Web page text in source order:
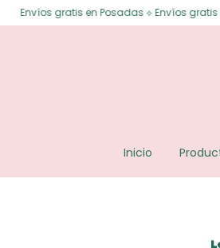
Envíos gratis en Posadas ⟡ Envíos gratis a
Inicio